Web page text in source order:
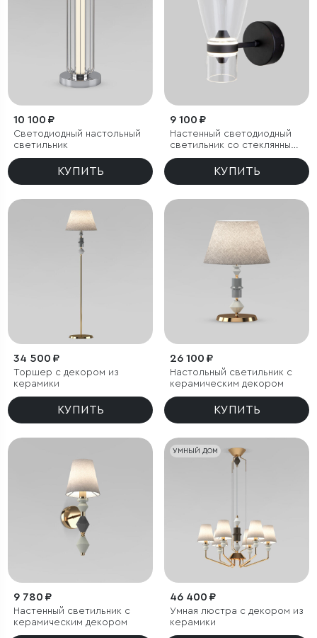
10 100 ₽
Светодиодный настольный
светильник
КУПИТЬ
9 100 ₽
Настенный светодиодный
светильник со стеклянным
плафоном
КУПИТЬ
34 500 ₽
Торшер с декором из
керамики
КУПИТЬ
26 100 ₽
Настольный светильник с
керамическим декором
КУПИТЬ
9 780 ₽
Настенный светильник с
керамическим декором
УМНЫЙ ДОМ
46 400 ₽
Умная люстра с декором из
керамики